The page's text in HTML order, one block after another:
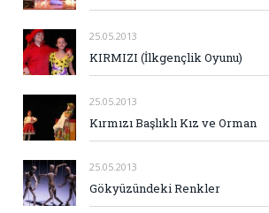
25.05.2013
KIRMIZI (İlkgençlik Oyunu)
25.05.2013
Kırmızı Başlıklı Kız ve Orman
25.05.2013
Gökyüzündeki Renkler